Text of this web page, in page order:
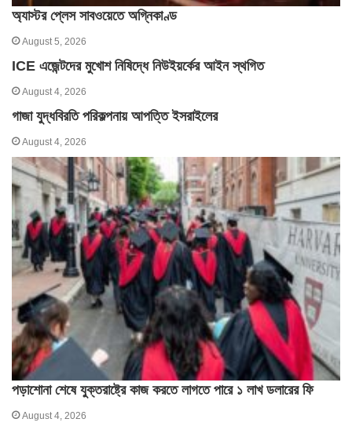
অ্যাস্টর প্লেস সাবওয়েতে অগ্নিকাণ্ড
August 5, 2026
ICE এজেন্টদের মুখোশ নিষিদ্ধে নিউইয়র্কের আইন স্থগিত
August 4, 2026
গাজা যুদ্ধবিরতি পরিকল্পনায় আপত্তি ইসরাইলের
August 4, 2026
পড়াশোনা শেষে যুক্তরাষ্ট্রে কাজ করতে লাগতে পারে ১ লাখ ডলারের ফি
August 4, 2026